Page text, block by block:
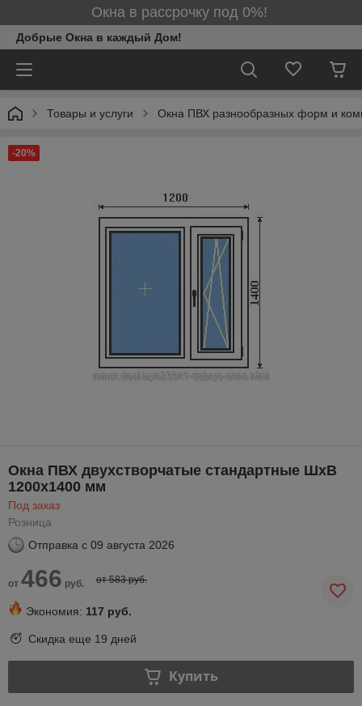
Окна в рассрочку под 0%!
Добрые Окна в каждый Дом!
Товары и услуги Окна ПВХ разнообразных форм и
-20%
Окна ПВХ двухстворчатые стандартные ШхВ
1200х1400 мм
Под заказ
Розница
Отправка с 09 августа 2026
от 466 руб. от 583 руб.
Экономия: 117 руб.
Скидка еще 19 дней
Купить